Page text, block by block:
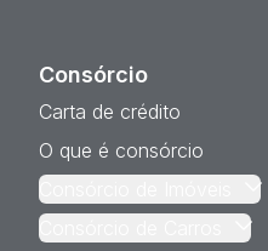
Consórcio
Carta de crédito
O que é consórcio